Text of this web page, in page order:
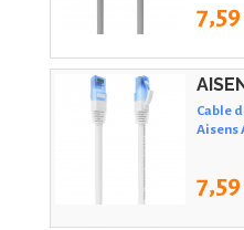
7,59
Cable
Aisens
7,59